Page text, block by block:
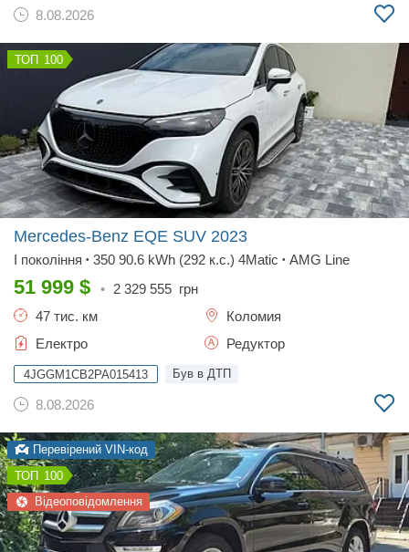
8.08.2026
100
Mercedes-Benz EQE SUV 2023
І покоління • 350 90.6 kWh (292 к.с.) 4Matic • AMG Line
51 999 $ • 2 329 555 грн
47 тис. км
Коломия
Електро
Редуктор
4JGGM1CB2PA015413 Був в ДТП
8.08.2026
Перевірений VIN-код
100
Відеоповідомлення